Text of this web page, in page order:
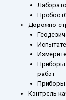
Дорожно-
Приборы
работ
Приборы
Контроль